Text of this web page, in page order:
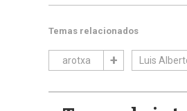
Temas relacionados
arotxa Luis